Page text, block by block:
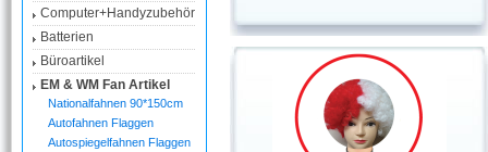
Computer+Handyzubehör
Batterien
Büroartikel
EM & WM Fan Artikel
Nationalfahnen 90*150cm
Autofahnen Flaggen
Autospiegelfahnen Flaggen